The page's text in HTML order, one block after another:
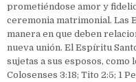
prometiéndose amor y
ceremonia matrimonial. Las
manera en que deben
nueva unión. El Espíritu
sujetas a sus esposos, como
Colosenses 3:18; Tito 2:5; 1